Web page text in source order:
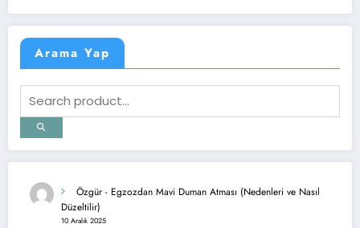
Arama Yap
Özgür - Egzozdan Mavi Duman Atması (Nedenleri ve Nasıl
Düzeltilir)
10 Aralık 2025